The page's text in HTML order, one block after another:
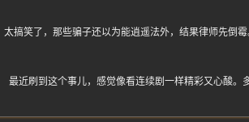
太搞笑了，那些骗子还以为能逍遥法外，结果律师先倒
最近刷到这个事儿，感觉像看连续剧一样精彩又心酸。